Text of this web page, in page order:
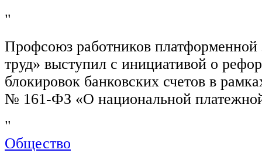
"
Профсоюз работников
труд» выступил с инициативой о
блокировок банковских счетов в
№ 161-ФЗ «О национальной
"
Общество